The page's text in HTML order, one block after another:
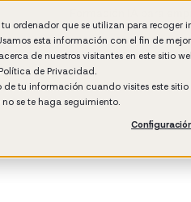
tu ordenador que se utilizan para
esta información con el fin de
de nuestros visitantes en este sitio
Política de Privacidad.
de tu información cuando visites este
se te haga seguimiento.